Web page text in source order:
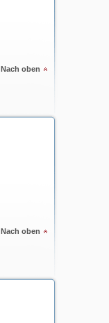
Nach oben
Nach oben